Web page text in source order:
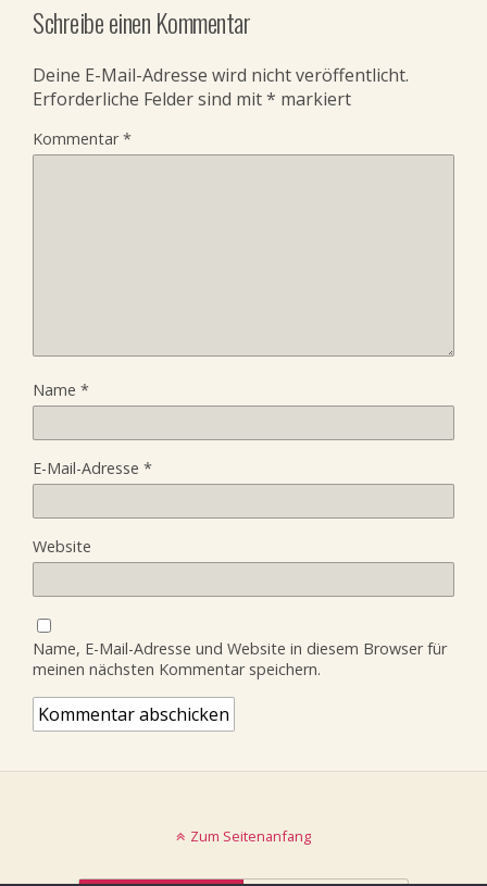
Schreibe einen Kommentar
Deine E-Mail-Adresse wird nicht veröffentlicht.
Erforderliche Felder sind mit* markiert
Kommentar*
Name *
E-Mail-Adresse *
Website
Name, E-Mail-Adresse und Website in diesem Browser für
meinen nächsten Kommentar speichern.
Zum Seitenanfang